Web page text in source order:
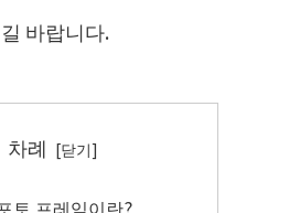
바랍니다.
차례